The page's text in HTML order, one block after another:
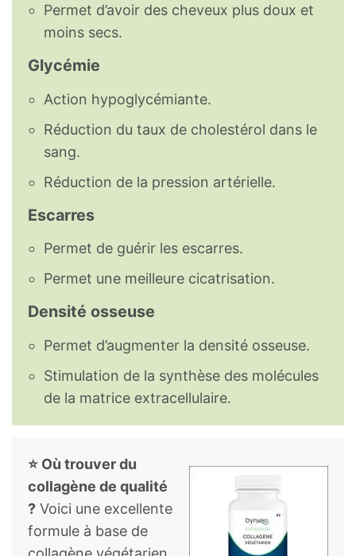
Permet d’avoir des cheveux plus doux et
moins secs.
Glycémie
Action hypoglycémiante.
Réduction du taux de cholestérol dans le
sang.
Réduction de la pression artérielle.
Escarres
Permet de guérir les escarres.
Permet une meilleure cicatrisation.
Densité osseuse
Permet d’augmenter la densité osseuse.
Stimulation de la synthèse des molécules
de la matrice extracellulaire.
⭐ Où trouver du
collagène de qualité
? Voici une excellente
formule à base de